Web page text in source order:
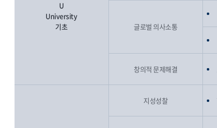
U
University
기초
글로벌 의사소통
창의적 문제해결
지성성찰